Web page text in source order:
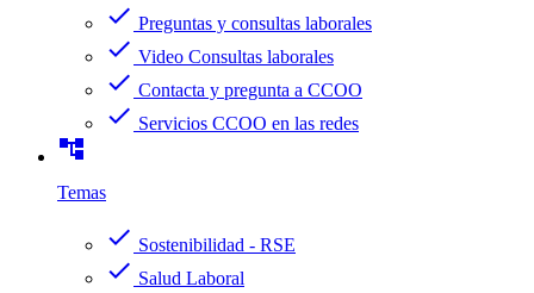
check Preguntas y consultas laborales
check Video Consultas laborales
check Contacta y pregunta a CCOO
check Servicios CCOO en las redes
account_tree
Temas
check Sostenibilidad - RSE
check Salud Laboral